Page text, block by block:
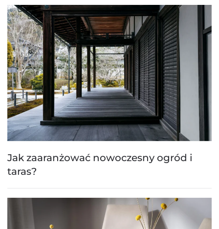
Jak zaaranżować nowoczesny ogród i
taras?